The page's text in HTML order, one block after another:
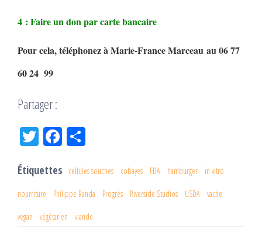
4 : Faire un don par carte bancaire
Pour cela, téléphonez à Marie-France Marceau au 06 77
60 24 99
Partager :
Tw
er
Fac
oo
k
ge
r
Étiquettes cellules souches cobayes FDA hamburger in vitro
nourriture Philippe Randa Progrès Riverside Studios USDA vache
vegan végétarien viande